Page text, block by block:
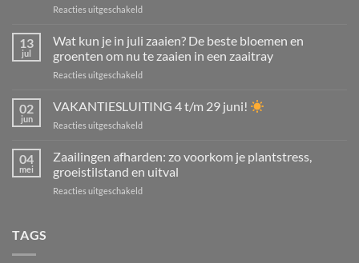
Reacties uitgeschakeldvoor
stekken
juli
en
tuinplanten,
struiken
aardbeien
vermeerderen
13
jul
Wat kun je in juli zaaien? De beste bloemen en
groenten om nu te zaaien in een zaaitray
Reacties uitgeschakeldvoor
kun
in
zaaien?
De
bloemen
02
jun
VAKANTIESLUITING 4 t/m 29 juni!
Reacties uitgeschakeldvoor
29
juni!
04
mei
Zaailingen afharden: zo voorkom je plantstress,
groeistilstand en uitval
Reacties uitgeschakeldvoor
TAGS